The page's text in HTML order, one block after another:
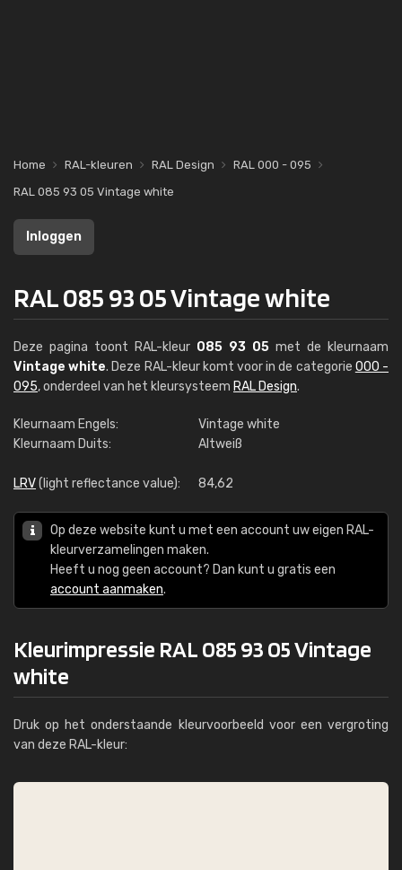
Home RAL-kleuren RAL Design
RAL 000 - 095
RAL 085 93 05 Vintage white
Inloggen
RAL 085 93 05 Vintage white
Deze pagina toont RAL-kleur 085 93 05 met de kleurnaam
Vintage white. Deze RAL-kleur komt voor in de categorie 000 -
095, onderdeel van het kleursysteem RAL Design.
Kleurnaam Engels:
Vintage white
Kleurnaam Duits:
Altweiß
LRV(light reflectance value): 84,62
Op deze website kunt u met een account uw eigen RAL-
kleurverzamelingen maken.
Heeft u nog geen account? Dan kunt u gratis een
account aanmaken.
Kleurimpressie RAL 085 93 05 Vintage
white
Druk op het onderstaande kleurvoorbeeld voor een vergroting
van deze RAL-kleur: